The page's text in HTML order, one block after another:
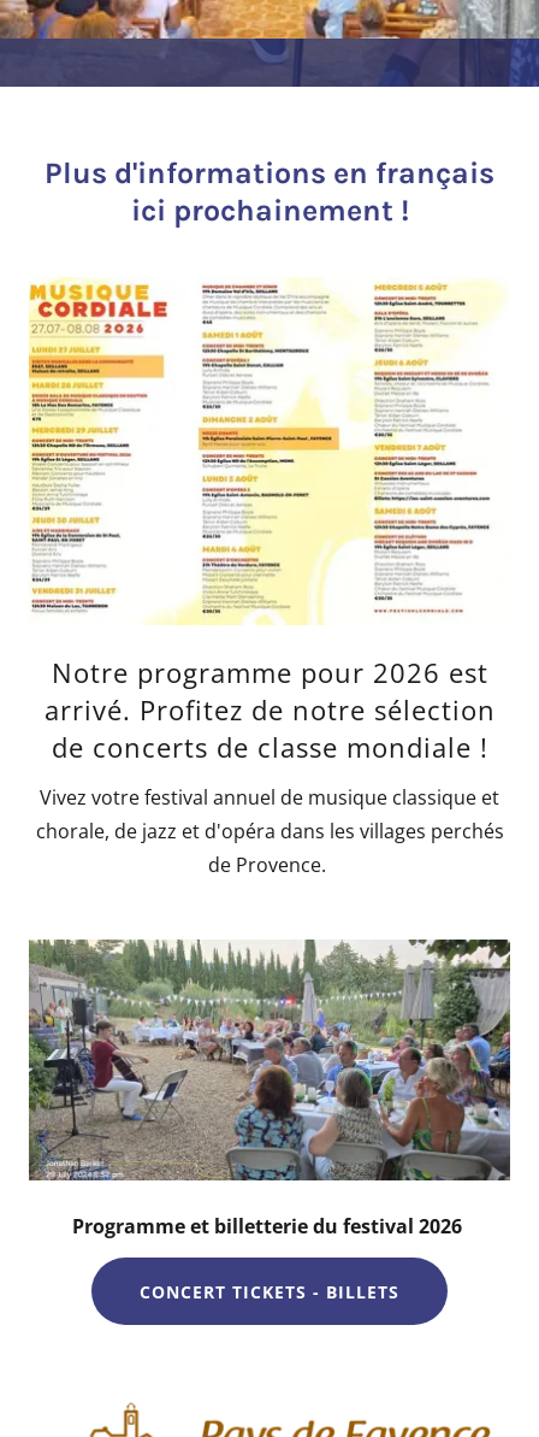
Plus d'informations en français
ici prochainement !
Notre programme pour 2026 est
arrivé. Profitez de notre sélection
de concerts de classe mondiale !
Vivez votre festival annuel de musique classique et
chorale, de jazz et d'opéra dans les villages perchés
de Provence.
Programme et billetterie du festival 2026
CONCERT TICKETS - BILLETS